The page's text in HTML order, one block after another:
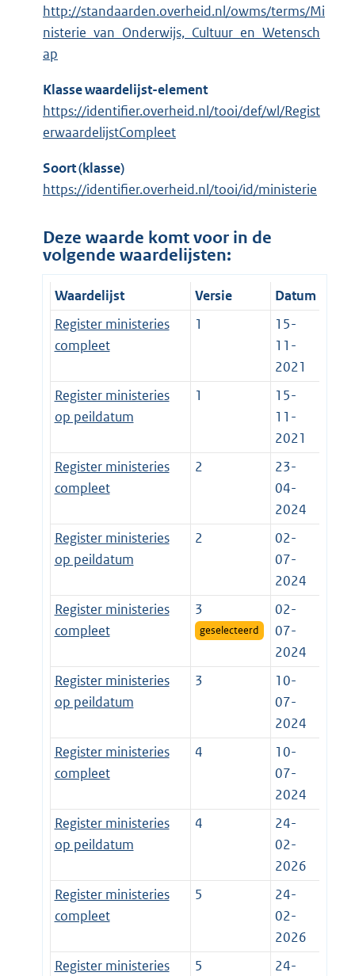
http://standaarden.overheid.nl/owms/terms/Mi
nisterie_van_Onderwijs,_Cultuur_en_Wetensch
ap
Klasse waardelijst-element
https://identifier.overheid.nl/tooi/def/wl/Regist
erwaardelijstCompleet
Soort (klasse)
https://identifier.overheid.nl/tooi/id/ministerie
Deze waarde komt voor in de
volgende waardelijsten:
Waardelijst Versie
Datum
Register ministeries
compleet
1
15-
11-
2021
Register ministeries
op peildatum
1
15-
11-
2021
Register ministeries
compleet
2
23-
04-
2024
Register ministeries
op peildatum
2
02-
07-
2024
Register ministeries
compleet
3
geselecteerd
02-
07-
2024
Register ministeries
op peildatum
3
10-
07-
2024
Register ministeries
compleet
4
10-
07-
2024
Register ministeries
op peildatum
4
24-
02-
2026
Register ministeries
compleet
5
24-
02-
2026
Register ministeries
5
24-